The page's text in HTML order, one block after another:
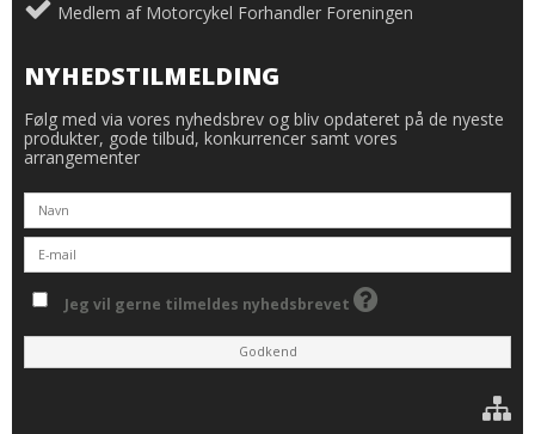
Medlem af Motorcykel Forhandler Foreningen
NYHEDSTILMELDING
Følg med via vores nyhedsbrev og bliv opdateret på de nyeste
produkter, gode tilbud, konkurrencer samt vores
arrangementer
Jeg vil gerne tilmeldes nyhedsbrevet
Godkend